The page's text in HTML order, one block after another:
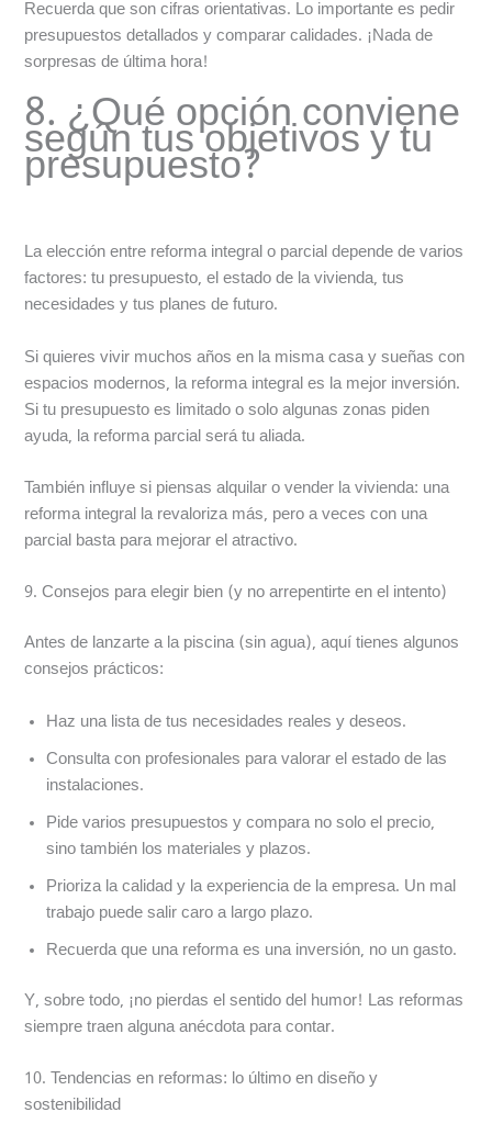
Recuerda que son cifras orientativas. Lo importante es pedir
presupuestos detallados y comparar calidades. ¡Nada de
sorpresas de última hora!
8. ¿Qué opción conviene
según tus objetivos y tu
presupuesto?
La elección entre reforma integral o parcial depende de varios
factores: tu presupuesto, el estado de la vivienda, tus
necesidades y tus planes de futuro.
Si quieres vivir muchos años en la misma casa y sueñas con
espacios modernos, la reforma integral es la mejor inversión.
Si tu presupuesto es limitado o solo algunas zonas piden
ayuda, la reforma parcial será tu aliada.
También influye si piensas alquilar o vender la vivienda: una
reforma integral la revaloriza más, pero a veces con una
parcial basta para mejorar el atractivo.
9. Consejos para elegir bien (y no arrepentirte en el intento)
Antes de lanzarte a la piscina (sin agua), aquí tienes algunos
consejos prácticos:
Haz una lista de tus necesidades reales y deseos.
Consulta con profesionales para valorar el estado de las
instalaciones.
Pide varios presupuestos y compara no solo el precio,
sino también los materiales y plazos.
Prioriza la calidad y la experiencia de la empresa. Un mal
trabajo puede salir caro a largo plazo.
Recuerda que una reforma es una inversión, no un gasto.
Y, sobre todo, ¡no pierdas el sentido del humor! Las reformas
siempre traen alguna anécdota para contar.
10. Tendencias en reformas: lo último en diseño y
sostenibilidad